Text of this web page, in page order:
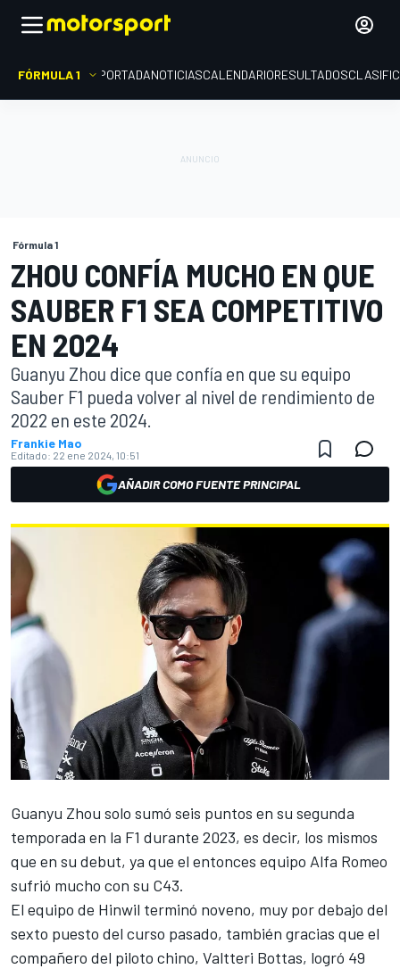
FÓRMULA 1 PORTADANOTICIASCALENDARIORESULTADOS
Fórmula 1
ZHOU CONFÍA MUCHO EN QUE
SAUBER F1 SEA COMPETITIVO
EN 2024
Guanyu Zhou dice que confía en que su equipo
Sauber F1 pueda volver al nivel de rendimiento de
2022 en este 2024.
Frankie Mao
Editado: 22 ene 2024, 10:51
AÑADIR COMO FUENTE PRINCIPAL
Guanyu Zhou solo sumó seis puntos en su segunda
temporada en la F1 durante 2023, es decir, los mismos
que en su debut, ya que el entonces equipo Alfa Romeo
sufrió mucho con su C43.
El equipo de Hinwil terminó noveno, muy por debajo del
sexto puesto del curso pasado, también gracias que el
compañero del piloto chino, Valtteri Bottas, logró 49